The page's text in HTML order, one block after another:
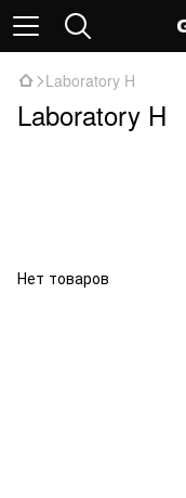
Laboratory H
Laboratory H
Нет товаров